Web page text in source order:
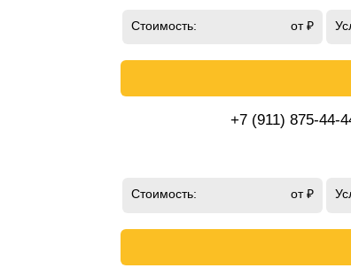
Стоимость: от ₽
+7 (911) 875-44-
Стоимость: от ₽